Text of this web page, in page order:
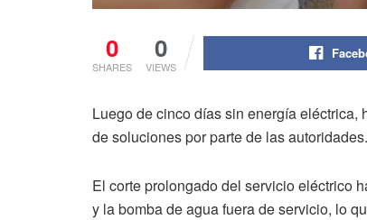
0
SHARES
0
VIEWS
Luego de cinco días sin energía
de soluciones por parte de las autoridades.
El corte prolongado del servicio eléctrico
y la bomba de agua fuera de servicio, lo